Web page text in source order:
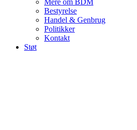
Mere om BDM
Bestyrelse
Handel & Genbrug
Politikker
Kontakt
Støt